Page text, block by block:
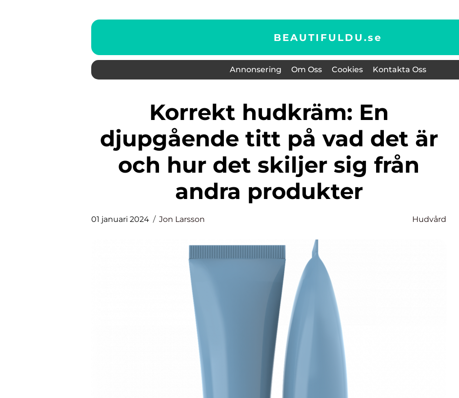
BEAUTIFULDU.se
Annonsering Om Oss Cookies Kontakta Oss
Korrekt hudkräm: En
djupgående titt på vad det är
och hur det skiljer sig från
andra produkter
01 januari 2024 Jon Larsson Hudvård